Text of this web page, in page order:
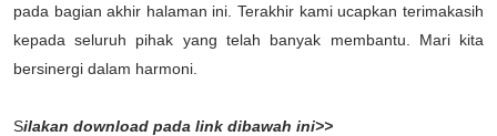
pada bagian akhir halaman ini. Terakhir kami ucapkan terimakasih
kepada seluruh pihak yang telah banyak membantu. Mari kita
bersinergi dalam harmoni.
Silakan download pada link dibawah ini>>